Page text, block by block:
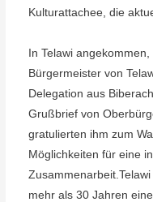
Kulturattachee, die
In Telawi
Bürgermeister von
Delegation aus
Grußbrief von
gratulierten ihm zum
Möglichkeiten für eine
mehr als 30 Jahren